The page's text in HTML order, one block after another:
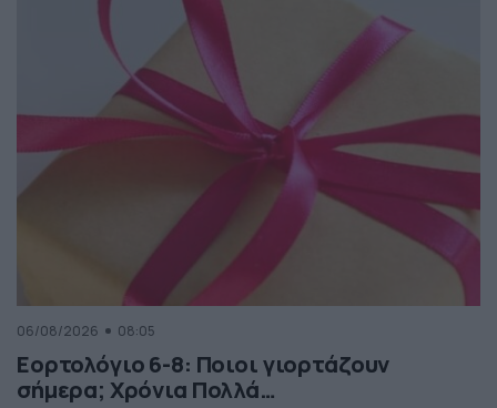
06/08/2026 08:05
Εορτολόγιο 6-8: Ποιοι γιορτάζουν
σήμερα; Χρόνια Πολλά…